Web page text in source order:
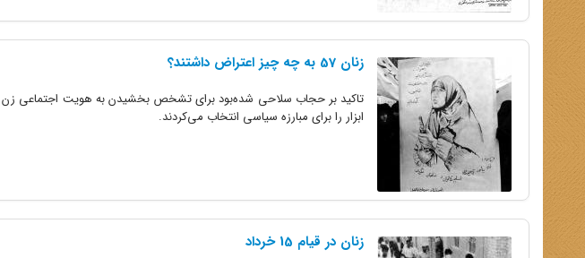
زنان 57 به چه چیز اعتراض داشتند؟
تاکید بر حجاب سلاحی شده‌بود برای تشخص بخشیدن به هویت اجتماعی زن
ابزار را برای مبارزه سیاسی انتخاب می‌کردند.
زنان در قیام 15 خرداد